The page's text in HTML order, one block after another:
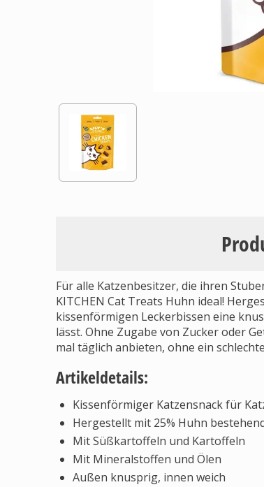
Für alle Katzenbesitzer, die ihren
KITCHEN Cat Treats Huhn ideal!
kissenförmigen Leckerbissen eine
lässt. Ohne Zugabe von Zucker oder
mal täglich anbieten, ohne ein
Artikeldetails:
Kissenförmiger Katzensnack für
Hergestellt mit 25% Huhn
Mit Süßkartoffeln und Kartoffeln
Mit Mineralstoffen und Ölen
Außen knusprig, innen weich